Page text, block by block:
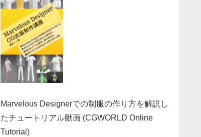
Marvelous Designerでの制服の作り方を解説し
たチュートリアル動画 (CGWORLD Online
Tutorial)